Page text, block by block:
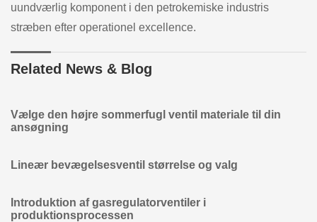
uundværlig komponent i den petrokemiske industris
stræben efter operationel excellence.
Related News & Blog
Vælge den højre sommerfugl ventil materiale til din
ansøgning
Lineær bevægelsesventil størrelse og valg
Introduktion af gasregulatorventiler i
produktionsprocessen